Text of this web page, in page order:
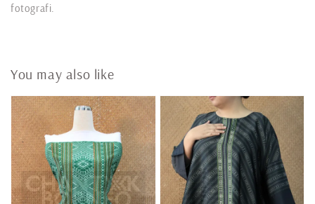
fotografi.
You may also like